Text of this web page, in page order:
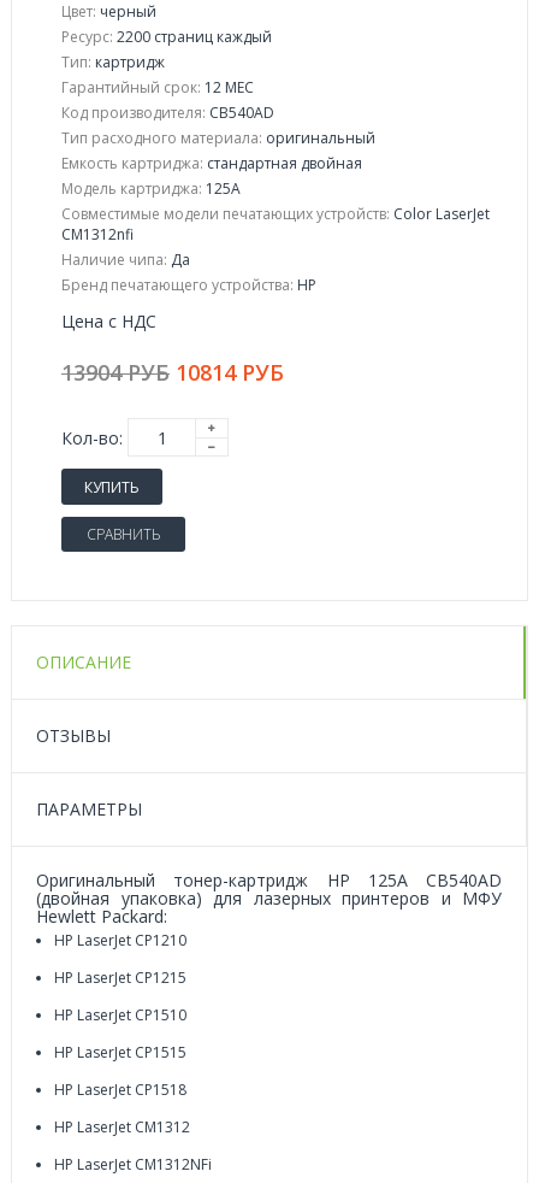
Цвет: черный
Ресурс: 2200 страниц каждый
Тип: картридж
Гарантийный срок: 12 МЕС
Код производителя: CB540AD
Тип расходного материала: оригинальный
Емкость картриджа: стандартная двойная
Модель картриджа: 125A
Совместимые модели печатающих устройств: Color LaserJet
CM1312nfi
Наличие чипа: Да
Бренд печатающего устройства: HP
Цена с НДС
13904 РУБ 10814 РУБ
Кол-во:
КУПИТЬ
СРАВНИТЬ
ОПИСАНИЕ
ОТЗЫВЫ
ПАРАМЕТРЫ
Оригинальный тонер-картридж HP 125A CB540AD
(двойная упаковка) для лазерных принтеров и МФУ
Hewlett Packard:
HP LaserJet CP1210
HP LaserJet CP1215
HP LaserJet CP1510
HP LaserJet CP1515
HP LaserJet CP1518
HP LaserJet CM1312
HP LaserJet CM1312NFi